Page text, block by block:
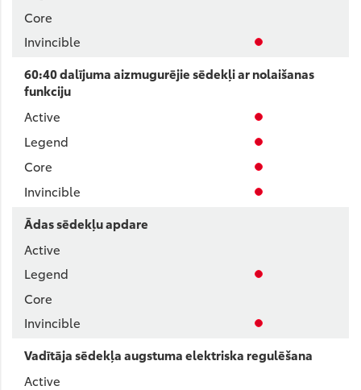
60:40 dalījuma aizmugurējie sēdekļi ar nolaišanas
funkciju
Ādas sēdekļu apdare
Vadītāja sēdekļa augstuma elektriska regulēšana